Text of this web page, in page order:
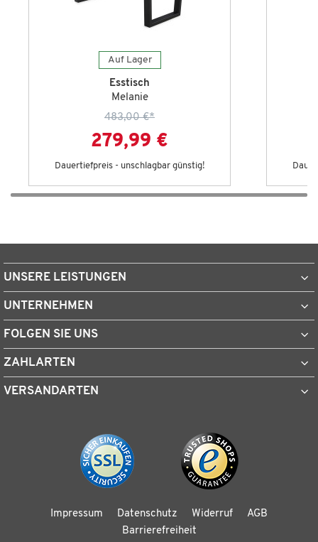
Auf Lager
Esstisch
Melanie
483,00 €*
279,99 €
Dauertiefpreis - unschlagbar günstig!
UNSERE LEISTUNGEN
UNTERNEHMEN
FOLGEN SIE UNS
ZAHLARTEN
VERSANDARTEN
Impressum Datenschutz Widerruf
AGB
Barrierefreiheit